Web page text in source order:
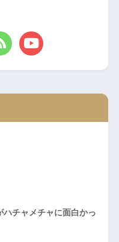
チャメチャに面白かっ